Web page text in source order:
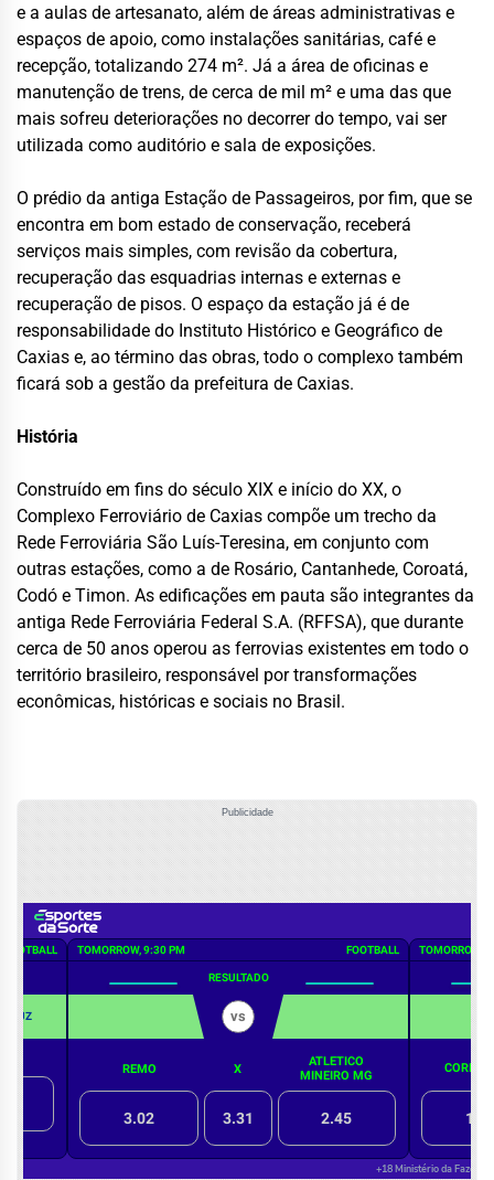
e a aulas de artesanato, além de áreas administrativas e
espaços de apoio, como instalações sanitárias, café e
recepção, totalizando 274 m². Já a área de oficinas e
manutenção de trens, de cerca de mil m² e uma das que
mais sofreu deteriorações no decorrer do tempo, vai ser
utilizada como auditório e sala de exposições.
O prédio da antiga Estação de Passageiros, por fim, que se
encontra em bom estado de conservação, receberá
serviços mais simples, com revisão da cobertura,
recuperação das esquadrias internas e externas e
recuperação de pisos. O espaço da estação já é de
responsabilidade do Instituto Histórico e Geográfico de
Caxias e, ao término das obras, todo o complexo também
ficará sob a gestão da prefeitura de Caxias.
História
Construído em fins do século XIX e início do XX, o
Complexo Ferroviário de Caxias compõe um trecho da
Rede Ferroviária São Luís-Teresina, em conjunto com
outras estações, como a de Rosário, Cantanhede, Coroatá,
Codó e Timon. As edificações em pauta são integrantes da
antiga Rede Ferroviária Federal S.A. (RFFSA), que durante
cerca de 50 anos operou as ferrovias existentes em todo o
território brasileiro, responsável por transformações
econômicas, históricas e sociais no Brasil.
Publicidade